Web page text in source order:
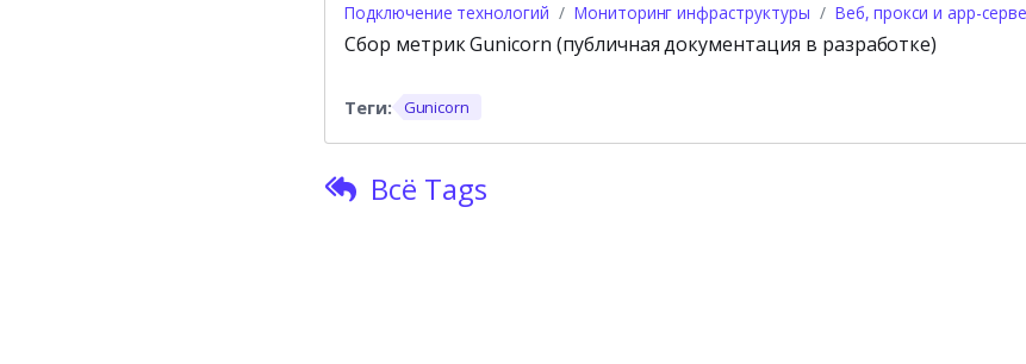
Подключение технологий Мониторинг инфраструктуры Веб, прокси и app-
Сбор метрик Gunicorn (публичная документация в разработке)
Gunicorn
Всё Tags